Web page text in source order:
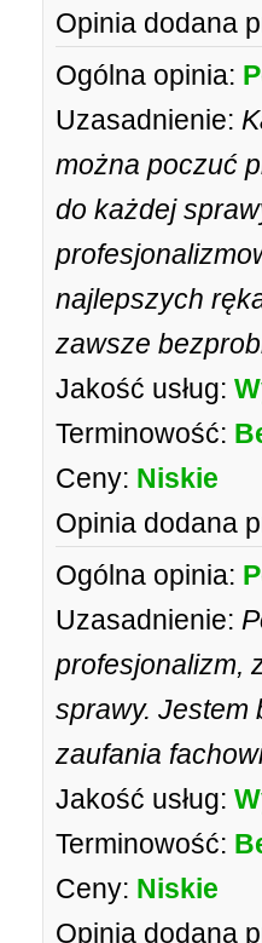
Opinia dodana
Ogólna opinia:
Uzasadnienie:
można poczuć
do każdej
najlepszych
zawsze
Jakość usług:
Terminowość:
Ceny: Niskie
Opinia dodana
Ogólna opinia:
Uzasadnienie:
profesjonalizm,
sprawy. Jestem
zaufania
Jakość usług:
Terminowość:
Ceny: Niskie
Opinia dodana